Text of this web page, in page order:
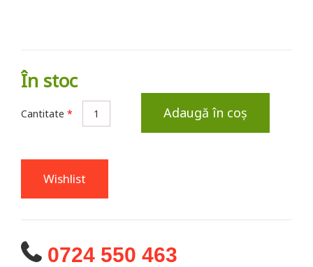
În stoc
Cantitate * Adaugă în coș
Wishlist
0724 550 463